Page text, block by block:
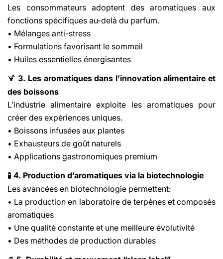
Les consommateurs adoptent des aromatiques aux
fonctions spécifiques au-delà du parfum.
• Mélanges anti-stress
• Formulations favorisant le sommeil
• Huiles essentielles énergisantes
🍹 3. Les aromatiques dans l’innovation alimentaire et
des boissons
L’industrie alimentaire exploite les aromatiques pour
créer des expériences uniques.
• Boissons infusées aux plantes
• Exhausteurs de goût naturels
• Applications gastronomiques premium
🧪 4. Production d’aromatiques via la biotechnologie
Les avancées en biotechnologie permettent:
• La production en laboratoire de terpènes et composés
aromatiques
• Une qualité constante et une meilleure évolutivité
• Des méthodes de production durables